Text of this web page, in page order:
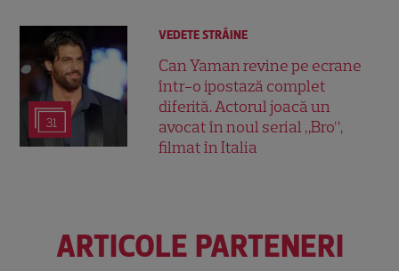
31
VEDETE STRĂINE
Can Yaman revine pe ecrane
într-o ipostază complet
diferită. Actorul joacă un
avocat în noul serial „Bro”,
filmat în Italia
ARTICOLE PARTENERI